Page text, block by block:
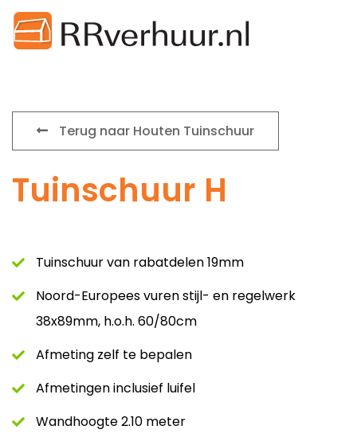
Terug naar Houten Tuinschuur
Tuinschuur H
Tuinschuur van rabatdelen 19mm
Noord-Europees vuren stijl- en regelwerk
38x89mm, h.o.h. 60/80cm
Afmeting zelf te bepalen
Afmetingen inclusief luifel
Wandhoogte 2.10 meter